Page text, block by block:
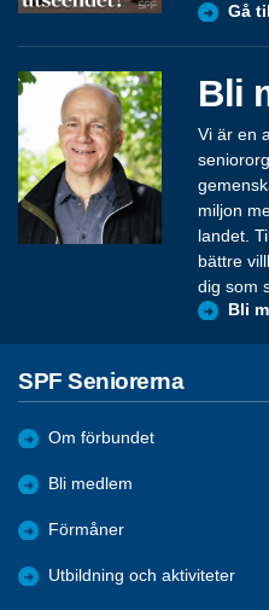
Gå
Bli
Vi är en
miljon
landet.
bättre
dig som
Bli
SPF Seniorerna
Om förbundet
Bli medlem
Förmåner
Utbildning och aktiviteter